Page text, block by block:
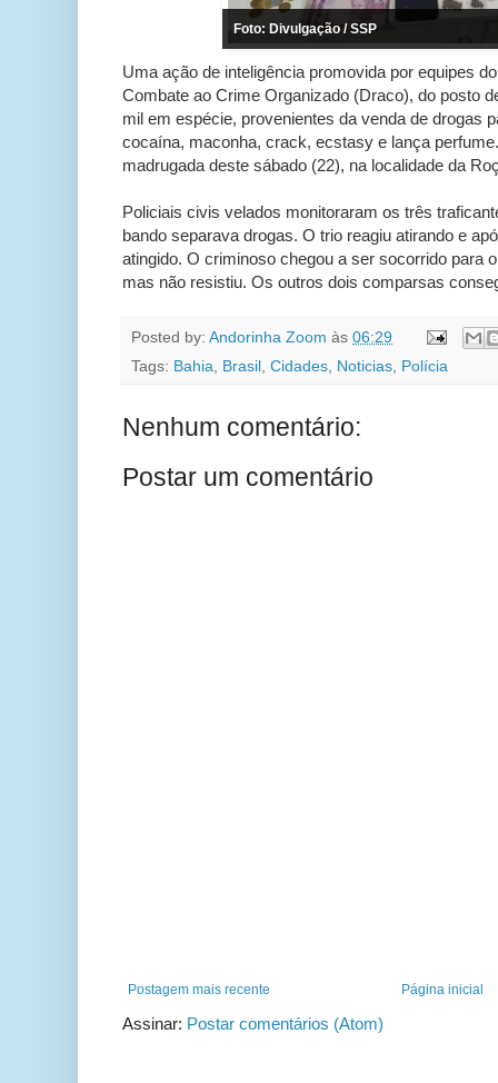
Foto: Divulgação / SSP
Uma ação de inteligência promovida por equipes
Combate ao Crime Organizado (Draco), do posto
mil em espécie, provenientes da venda de drogas
cocaína, maconha, crack, ecstasy e lança
madrugada deste sábado (22), na localidade da
Policiais civis velados monitoraram os três
bando separava drogas. O trio reagiu atirando e
atingido. O criminoso chegou a ser socorrido para
mas não resistiu. Os outros dois comparsas
Posted by: Andorinha Zoom às 06:29
Tags: Bahia, Brasil , Cidades, Noticias, Polícia
Nenhum comentário:
Postar um comentário
Postagem mais recente Página inicial
Assinar: Postar comentários (Atom)